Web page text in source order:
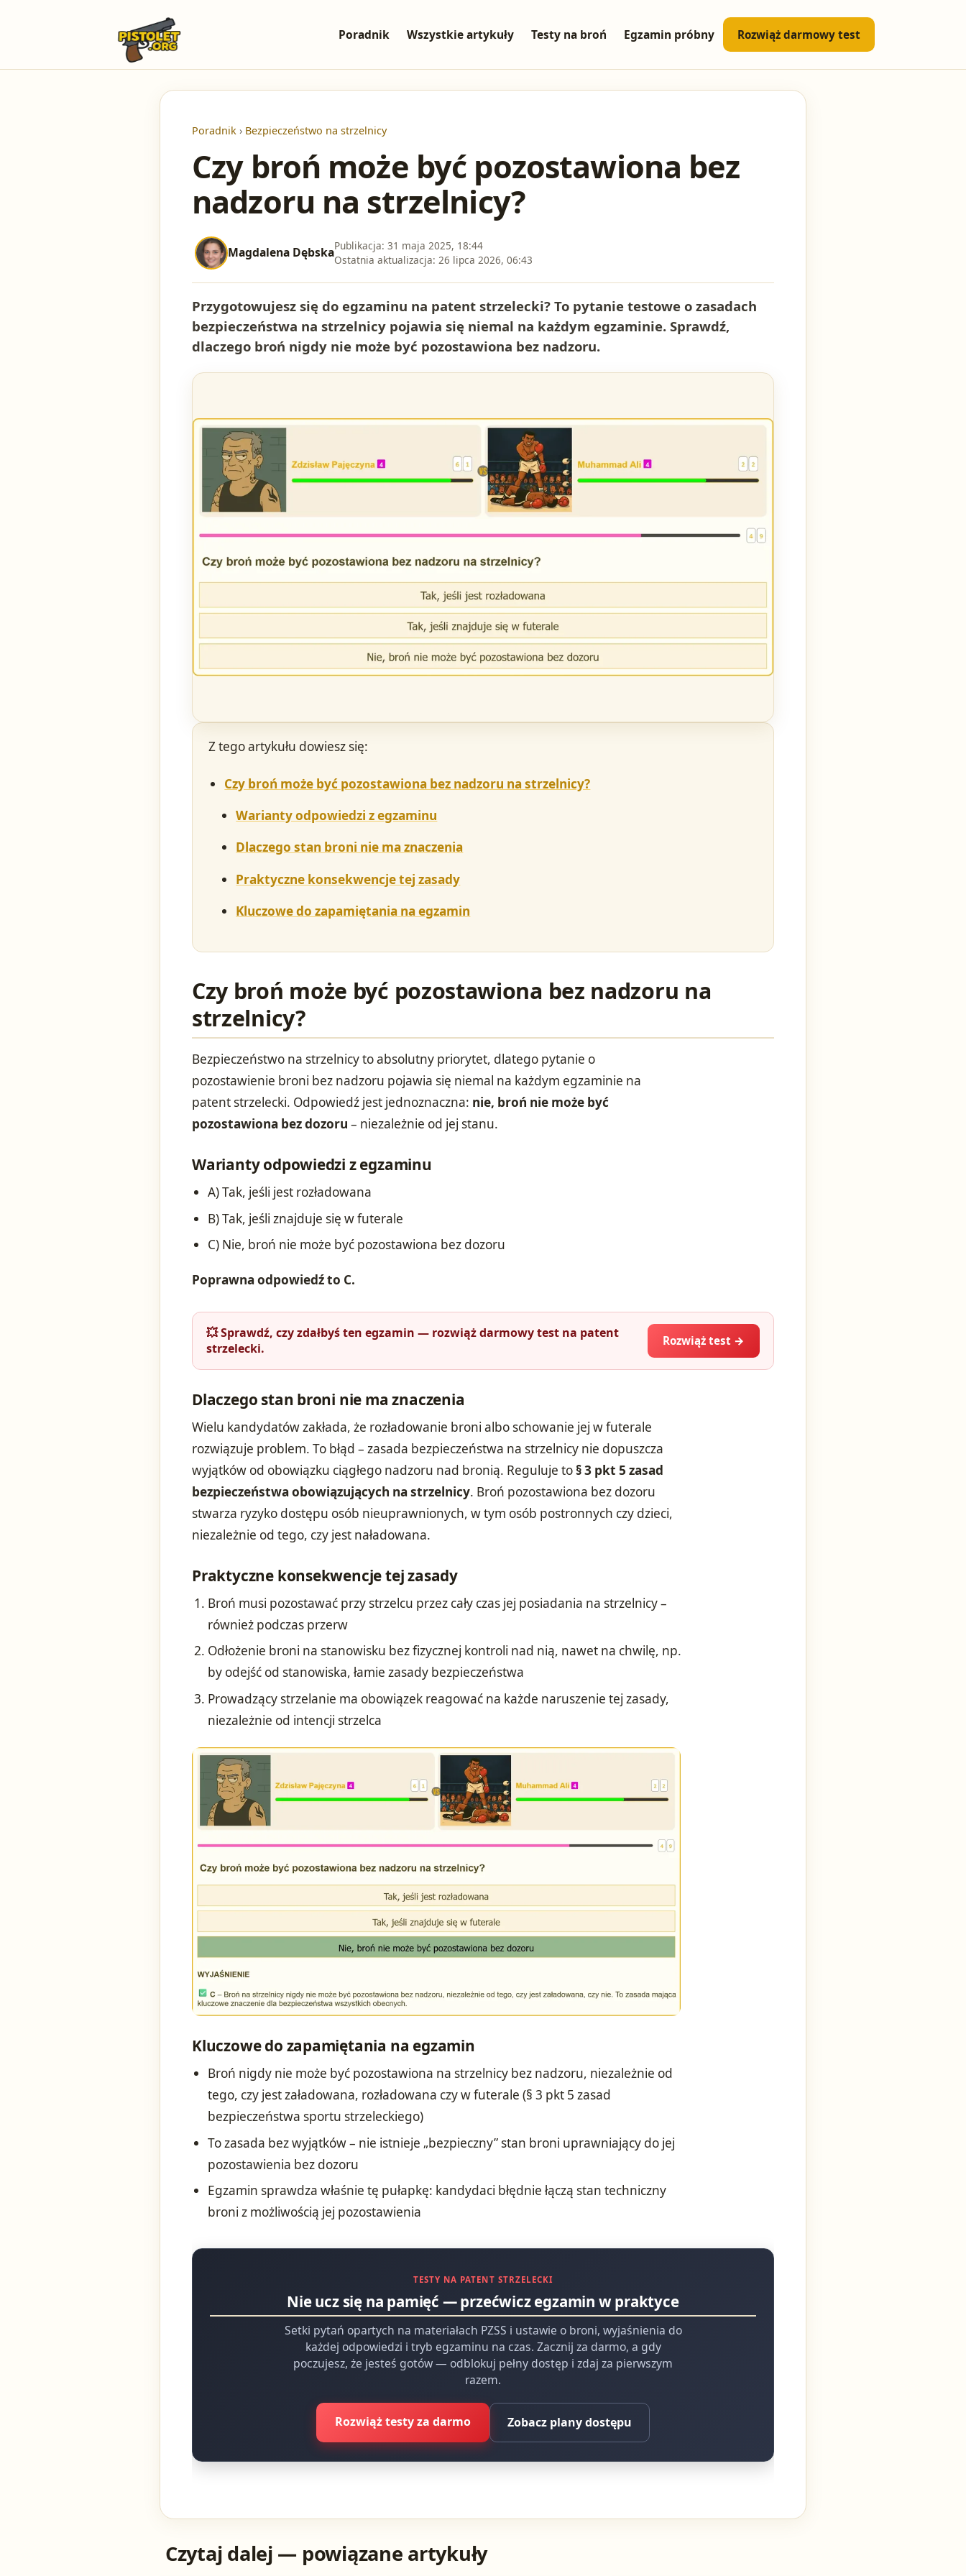
Poradnik Wszystkie artykuły Testy na broń Egzamin próbny Rozwiąż darmowy test
Poradnik › Bezpieczeństwo na strzelnicy
Czy broń może być pozostawiona bez
nadzoru na strzelnicy?
Magdalena DębskaPublikacja: 31 maja 2025, 18:44
Ostatnia aktualizacja: 26 lipca 2026, 06:43
Przygotowujesz się do egzaminu na patent strzelecki? To pytanie testowe o zasadach
bezpieczeństwa na strzelnicy pojawia się niemal na każdym egzaminie. Sprawdź,
dlaczego broń nigdy nie może być pozostawiona bez nadzoru.
Z tego artykułu dowiesz się:
Czy broń może być pozostawiona bez nadzoru na strzelnicy?
Warianty odpowiedzi z egzaminu
Dlaczego stan broni nie ma znaczenia
Praktyczne konsekwencje tej zasady
Kluczowe do zapamiętania na egzamin
Czy broń może być pozostawiona bez nadzoru na
strzelnicy?
Bezpieczeństwo na strzelnicy to absolutny priorytet, dlatego pytanie o
pozostawienie broni bez nadzoru pojawia się niemal na każdym egzaminie na
patent strzelecki. Odpowiedź jest jednoznaczna: nie, broń nie może być
pozostawiona bez dozoru – niezależnie od jej stanu.
Warianty odpowiedzi z egzaminu
A) Tak, jeśli jest rozładowana
B) Tak, jeśli znajduje się w futerale
C) Nie, broń nie może być pozostawiona bez dozoru
Poprawna odpowiedź to C.
💥 Sprawdź, czy zdałbyś ten egzamin — rozwiąż darmowy test na patent
strzelecki.
Rozwiąż test →
Dlaczego stan broni nie ma znaczenia
Wielu kandydatów zakłada, że rozładowanie broni albo schowanie jej w futerale
rozwiązuje problem. To błąd – zasada bezpieczeństwa na strzelnicy nie dopuszcza
wyjątków od obowiązku ciągłego nadzoru nad bronią. Reguluje to§ 3 pkt 5 zasad
bezpieczeństwa obowiązujących na strzelnicy. Broń pozostawiona bez dozoru
stwarza ryzyko dostępu osób nieuprawnionych, w tym osób postronnych czy dzieci,
niezależnie od tego, czy jest naładowana.
Praktyczne konsekwencje tej zasady
Broń musi pozostawać przy strzelcu przez cały czas jej posiadania na strzelnicy –
również podczas przerw
Odłożenie broni na stanowisku bez fizycznej kontroli nad nią, nawet na chwilę, np.
by odejść od stanowiska, łamie zasady bezpieczeństwa
Prowadzący strzelanie ma obowiązek reagować na każde naruszenie tej zasady,
niezależnie od intencji strzelca
Kluczowe do zapamiętania na egzamin
Broń nigdy nie może być pozostawiona na strzelnicy bez nadzoru, niezależnie od
tego, czy jest załadowana, rozładowana czy w futerale (§ 3 pkt 5 zasad
bezpieczeństwa sportu strzeleckiego)
To zasada bez wyjątków – nie istnieje „bezpieczny” stan broni uprawniający do jej
pozostawienia bez dozoru
Egzamin sprawdza właśnie tę pułapkę: kandydaci błędnie łączą stan techniczny
broni z możliwością jej pozostawienia
TESTY NA PATENT STRZELECKI
Nie ucz się na pamięć — przećwicz egzamin w praktyce
Setki pytań opartych na materiałach PZSS i ustawie o broni, wyjaśnienia do
każdej odpowiedzi i tryb egzaminu na czas. Zacznij za darmo, a gdy
poczujesz, że jesteś gotów — odblokuj pełny dostęp i zdaj za pierwszym
razem.
Rozwiąż testy za darmo Zobacz plany dostępu
Czytaj dalej — powiązane artykuły